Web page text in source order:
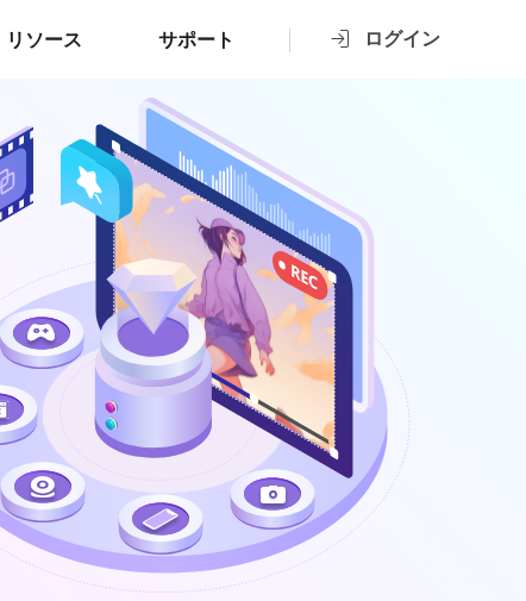
ログイン
リソース サポート